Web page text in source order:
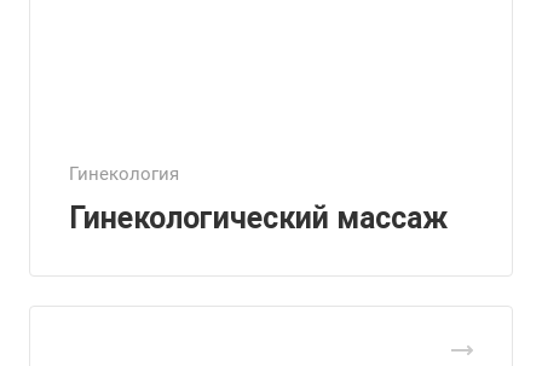
Гинекология
Гинекологический массаж